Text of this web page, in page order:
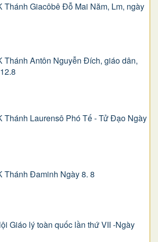
Thánh Giacôbê Ðỗ Mai Năm, Lm, ngày
Thánh Antôn Nguyễn Ðích, giáo dân,
Thánh Laurensô Phó Tế - Tử Đạo Ngày
Thánh Đaminh Ngày 8. 8
Giáo lý toàn quốc lần thứ VII -Ngày